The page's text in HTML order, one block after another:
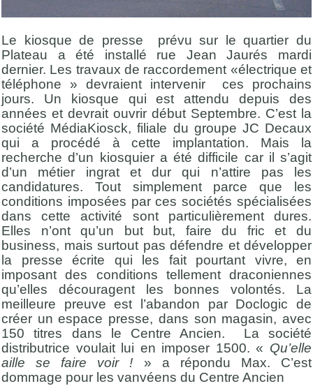
Le kiosque de presse prévu sur le quartier du
Plateau a été installé rue Jean Jaurés mardi
dernier. Les travaux de raccordement «électrique et
téléphone » devraient intervenir ces prochains
jours. Un kiosque qui est attendu depuis des
années et devrait ouvrir début Septembre. C’est la
société MédiaKiosck, filiale du groupe JC Decaux
qui a procédé à cette implantation. Mais la
recherche d’un kiosquier a été difficile car il s’agit
d’un métier ingrat et dur qui n’attire pas les
candidatures. Tout simplement parce que les
conditions imposées par ces sociétés spécialisées
dans cette activité sont particulièrement dures.
Elles n’ont qu’un but but, faire du fric et du
business, mais surtout pas défendre et développer
la presse écrite qui les fait pourtant vivre, en
imposant des conditions tellement draconiennes
qu’elles découragent les bonnes volontés. La
meilleure preuve est l’abandon par Doclogic de
créer un espace presse, dans son magasin, avec
150 titres dans le Centre Ancien. La société
distributrice voulait lui en imposer 1500. « Qu’elle
aille se faire voir ! » a répondu Max. C’est
dommage pour les vanvéens du Centre Ancien